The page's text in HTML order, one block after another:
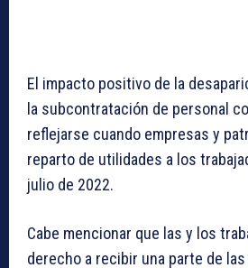
El impacto positivo de la
la subcontratación de personal
reflejarse cuando empresas y
reparto de utilidades a los
julio de 2022.
Cabe mencionar que las y los
derecho a recibir una parte de